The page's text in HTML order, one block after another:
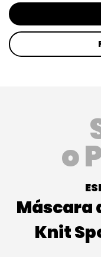
o
Máscara
Knit